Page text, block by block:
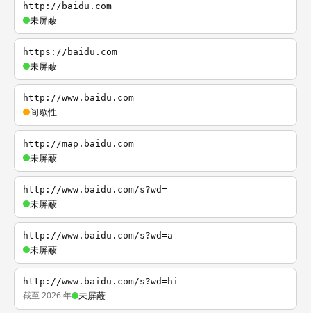
http://baidu.com
未屏蔽
https://baidu.com
未屏蔽
http://www.baidu.com
间歇性
http://map.baidu.com
未屏蔽
http://www.baidu.com/s?wd=
未屏蔽
http://www.baidu.com/s?wd=a
未屏蔽
http://www.baidu.com/s?wd=hi
截至 2026 年 未屏蔽